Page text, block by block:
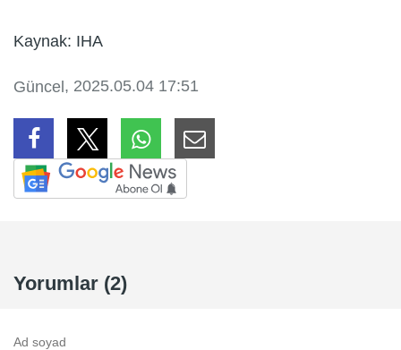
Kaynak: IHA
Güncel , 2025.05.04 17:51
Yorumlar (2)